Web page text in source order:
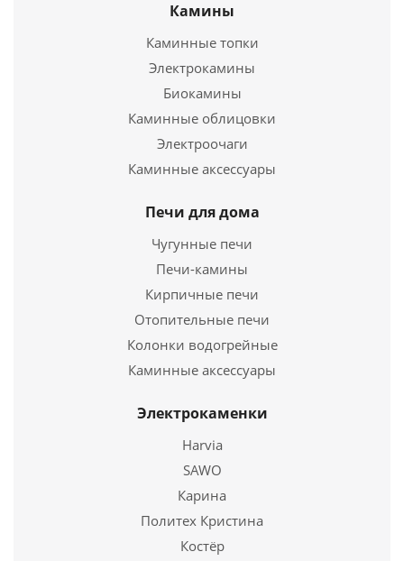
Стекло Везувий ДТ-4С (0,231х0,185)
Подробнее
Камины
Каминные топки
Электрокамины
Биокамины
Каминные облицовки
Электроочаги
Каминные аксессуары
Печи для дома
Чугунные печи
Печи-камины
Кирпичные печи
Отопительные печи
Колонки водогрейные
Каминные аксессуары
Электрокаменки
Harvia
SAWO
Карина
Политех Кристина
Костёр